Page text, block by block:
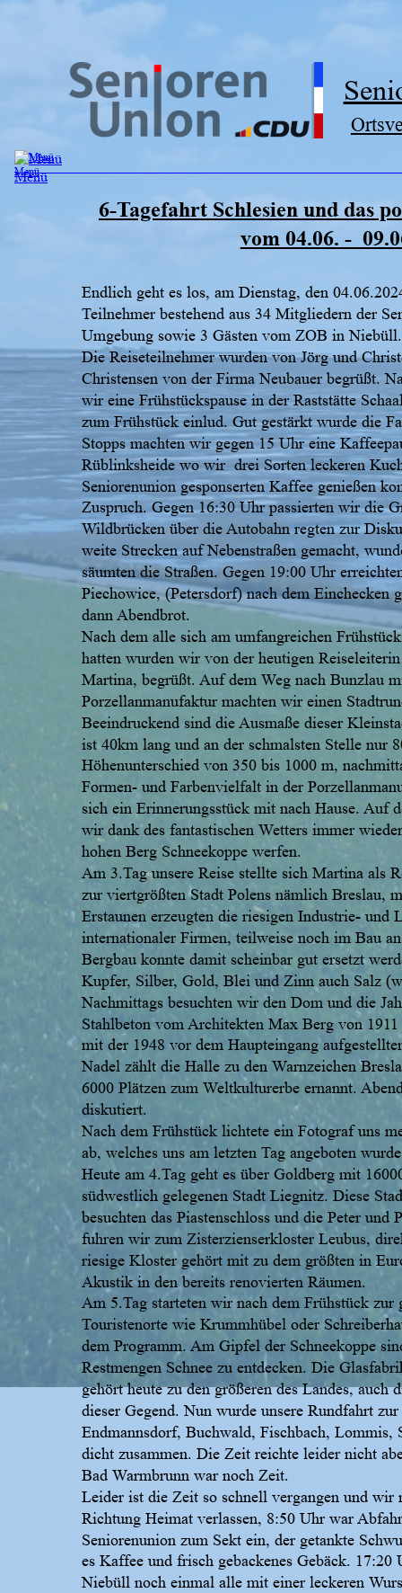
6-Tagefahrt Schlesien und das
vom 04.06. -
Endlich geht es los, am Dienstag, den
Teilnehmer bestehend aus 34 Mitgliedern der
Umgebung sowie 3 Gästen vom ZOB in Niebüll.
Die Reiseteilnehmer wurden von Jörg und
Christensen von der Firma Neubauer begrüßt.
wir eine Frühstückspause in der Raststätte
zum Frühstück einlud. Gut gestärkt wurde die
Stopps machten wir gegen 15 Uhr eine
Rüblinksheide wo wir  drei Sorten leckeren
Seniorenunion gesponserten Kaffee genießen
Zuspruch. Gegen 16:30 Uhr passierten wir die
Wildbrücken über die Autobahn regten zur
weite Strecken auf Nebenstraßen gemacht,
säumten die Straßen. Gegen 19:00 Uhr
Piechowice, (Petersdorf) nach dem Einchecken
dann Abendbrot.
Nach dem alle sich am umfangreichen
hatten wurden wir von der heutigen
Martina, begrüßt. Auf dem Weg nach Bunzlau
Porzellanmanufaktur machten wir einen
Beeindruckend sind die Ausmaße dieser
ist 40km lang und an der schmalsten Stelle nur
Höhenunterschied von 350 bis 1000 m,
Formen- und Farbenvielfalt in der
sich ein Erinnerungsstück mit nach Hause. Auf
wir dank des fantastischen Wetters immer
hohen Berg Schneekoppe werfen.
Am 3.Tag unsere Reise stellte sich Martina als
zur viertgrößten Stadt Polens nämlich Breslau,
Erstaunen erzeugten die riesigen Industrie- und
internationaler Firmen, teilweise noch im Bau
Bergbau konnte damit scheinbar gut ersetzt
Kupfer, Silber, Gold, Blei und Zinn auch Salz
Nachmittags besuchten wir den Dom und die
Stahlbeton vom Architekten Max Berg von
mit der 1948 vor dem Haupteingang
Nadel zählt die Halle zu den Warnzeichen
6000 Plätzen zum Weltkulturerbe ernannt.
diskutiert.
Nach dem Frühstück lichtete ein Fotograf uns
ab, welches uns am letzten Tag angeboten
Heute am 4.Tag geht es über Goldberg mit
südwestlich gelegenen Stadt Liegnitz. Diese
besuchten das Piastenschloss und die Peter
fuhren wir zum Zisterzienserkloster Leubus,
riesige Kloster gehört mit zu dem größten in
Akustik in den bereits renovierten Räumen.
Am 5.Tag starteten wir nach dem Frühstück zur
Touristenorte wie Krummhübel oder
dem Programm. Am Gipfel der Schneekoppe
Restmengen Schnee zu entdecken. Die
gehört heute zu den größeren des Landes,
dieser Gegend. Nun wurde unsere Rundfahrt
Endmannsdorf, Buchwald, Fischbach, Lommis,
dicht zusammen. Die Zeit reichte leider nicht
Bad Warmbrunn war noch Zeit.
Leider ist die Zeit so schnell vergangen und wir
Richtung Heimat verlassen, 8:50 Uhr war
Seniorenunion zum Sekt ein, der getankte
es Kaffee und frisch gebackenes Gebäck.
Niebüll noch einmal alle mit einer leckeren